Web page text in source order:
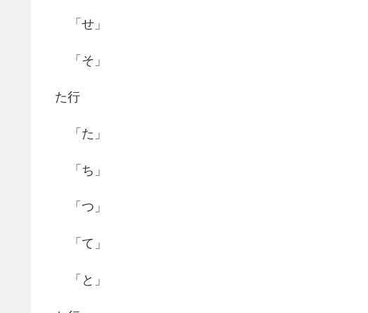
「せ」
「そ」
た行
「た」
「ち」
「つ」
「て」
「と」